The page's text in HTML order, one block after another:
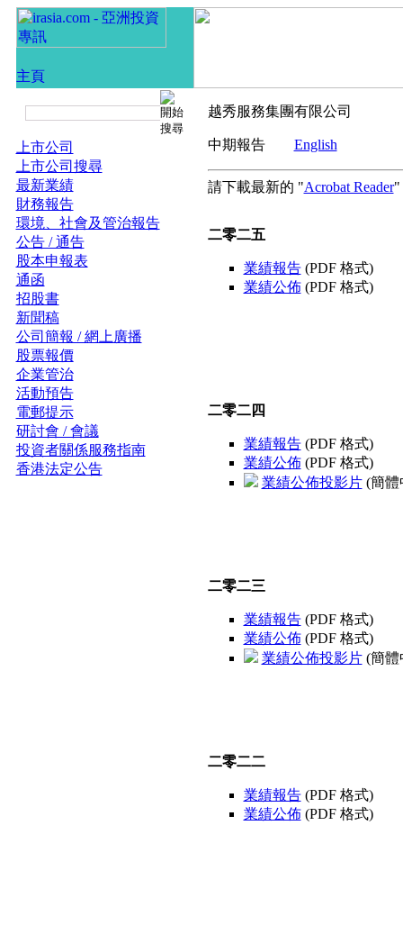
上市公司
上市公司搜尋
最新業績
財務報告
環境、社會及管治報告
公告 / 通告
股本申報表
通函
招股書
新聞稿
公司簡報 / 網上廣播
股票報價
企業管治
活動預告
電郵提示
研討會 / 會議
投資者關係服務指南
香港法定公告
越秀服務集團有限公司
中期報告 English
請下載最新的 "Acrobat Reader"
二零二五
業績報告(PDF 格式)
業績公佈(PDF 格式)
二零二四
業績報告(PDF 格式)
業績公佈(PDF 格式)
業績公佈投影片(簡體
二零二三
業績報告(PDF 格式)
業績公佈(PDF 格式)
業績公佈投影片(簡體
二零二二
業績報告(PDF 格式)
業績公佈(PDF 格式)